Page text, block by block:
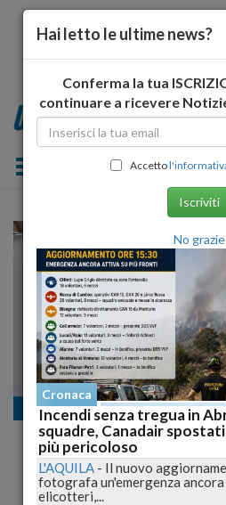
Toggle navigation
Cronaca
Emergenza Idrica a
Serbatoi e Limitazioni
Luglio
Hai letto le ultime news?
Conferma la tua
continuare a ricevere
Accetto
Iscriviti
No grazie
Cronaca
Incendi senza tregua in
squadre, Canadair
più pericoloso
L'AQUILA - Il nuovo
fotografa un'emergenza
elicotteri,...